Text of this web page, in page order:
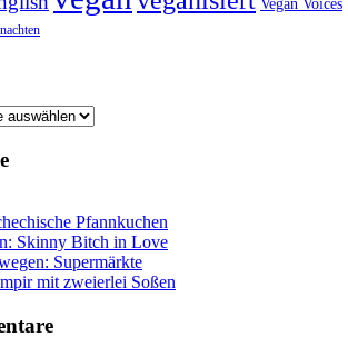
Vegan Voices
Pfannkuchen
Skinny Bitch in Love
Supermärkte
mit zweierlei Soßen